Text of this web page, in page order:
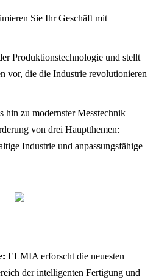
Sie Ihr Geschäft mit
Produktionstechnologie und stellt
vor, die die Industrie revolutionieren
hin zu modernster Messtechnik
von drei Hauptthemen:
Industrie und anpassungsfähige
ELMIA erforscht die neuesten
der intelligenten Fertigung und